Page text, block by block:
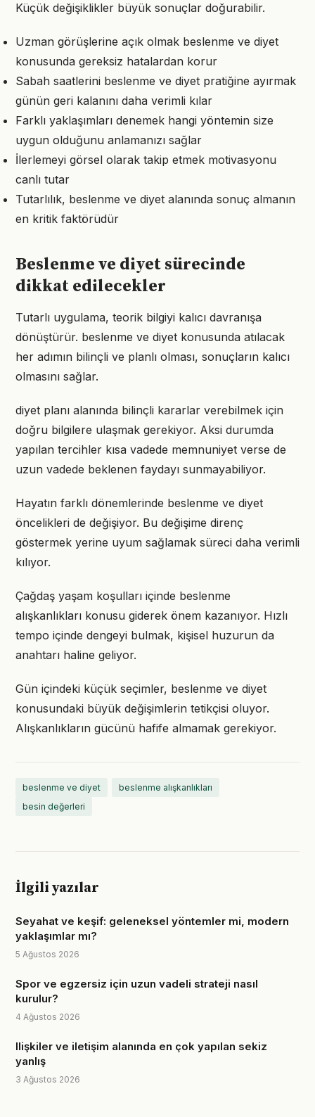
Küçük değişiklikler büyük sonuçlar doğurabilir.
Uzman görüşlerine açık olmak beslenme ve diyet
konusunda gereksiz hatalardan korur
Sabah saatlerini beslenme ve diyet pratiğine ayırmak
günün geri kalanını daha verimli kılar
Farklı yaklaşımları denemek hangi yöntemin size
uygun olduğunu anlamanızı sağlar
İlerlemeyi görsel olarak takip etmek motivasyonu
canlı tutar
Tutarlılık, beslenme ve diyet alanında sonuç almanın
en kritik faktörüdür
Beslenme ve diyet sürecinde
dikkat edilecekler
Tutarlı uygulama, teorik bilgiyi kalıcı davranışa
dönüştürür. beslenme ve diyet konusunda atılacak
her adımın bilinçli ve planlı olması, sonuçların kalıcı
olmasını sağlar.
diyet planı alanında bilinçli kararlar verebilmek için
doğru bilgilere ulaşmak gerekiyor. Aksi durumda
yapılan tercihler kısa vadede memnuniyet verse de
uzun vadede beklenen faydayı sunmayabiliyor.
Hayatın farklı dönemlerinde beslenme ve diyet
öncelikleri de değişiyor. Bu değişime direnç
göstermek yerine uyum sağlamak süreci daha verimli
kılıyor.
Çağdaş yaşam koşulları içinde beslenme
alışkanlıkları konusu giderek önem kazanıyor. Hızlı
tempo içinde dengeyi bulmak, kişisel huzurun da
anahtarı haline geliyor.
Gün içindeki küçük seçimler, beslenme ve diyet
konusundaki büyük değişimlerin tetikçisi oluyor.
Alışkanlıkların gücünü hafife almamak gerekiyor.
beslenme ve diyet
beslenme alışkanlıkları
besin değerleri
İlgili yazılar
Seyahat ve keşif: geleneksel yöntemler mi, modern
yaklaşımlar mı?
5 Ağustos 2026
Spor ve egzersiz için uzun vadeli strateji nasıl
kurulur?
4 Ağustos 2026
Ilişkiler ve iletişim alanında en çok yapılan sekiz
yanlış
3 Ağustos 2026